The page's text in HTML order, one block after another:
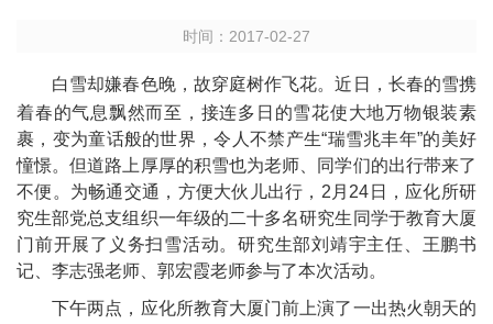
时间：2017-02-27
白雪却嫌春色晚，故穿庭树作飞花。近日，长春的雪携
着春的气息飘然而至，接连多日的雪花使大地万物银装素
裹，变为童话般的世界，令人不禁产生“瑞雪兆丰年”的美好
憧憬。但道路上厚厚的积雪也为老师、同学们的出行带来了
不便。为畅通交通，方便大伙儿出行， 2月24 日，应化所研
究生部党总支组织一年级的二十多名研究生同学于教育大厦
门前开展了义务扫雪活动。研究生部刘靖宇主任、王鹏书
记、李志强老师、郭宏霞老师参与了本次活动。
下午两点，应化所教育大厦门前上演了一出热火朝天的